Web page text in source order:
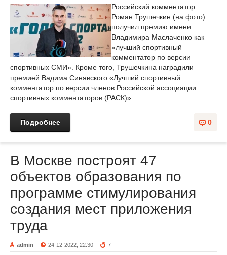
Российский комментатор
Роман Трушечкин (на фото)
получил премию имени
Владимира Маслаченко как
«лучший спортивный
комментатор по версии
спортивных СМИ». Кроме того, Трушечкина наградили
премией Вадима Синявского «Лучший спортивный
комментатор по версии членов Российской ассоциации
спортивных комментаторов (РАСК)».
0
Подробнее
В Москве построят 47
объектов образования по
программе стимулирования
создания мест приложения
труда
admin 24-12-2022, 22:30 7